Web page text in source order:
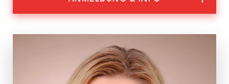
Nachhaltigkeit
Partner:innen
Anmeldung & Informationen